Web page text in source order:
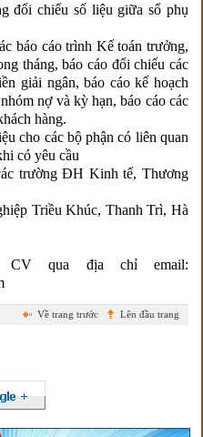
đối chiếu số liệu giữa sổ phụ
báo cáo trình Kế toán trưởng,
tháng, báo cáo đối chiếu các
giải ngân, báo cáo kế hoạch
nợ và kỳ hạn, báo cáo các
hàng.
cho các bộ phận có liên quan
có yêu cầu
trường ĐH Kinh tế, Thương
Triều Khúc, Thanh Trì, Hà
qua địa chỉ email:
Lên đầu trang
Về trang trước